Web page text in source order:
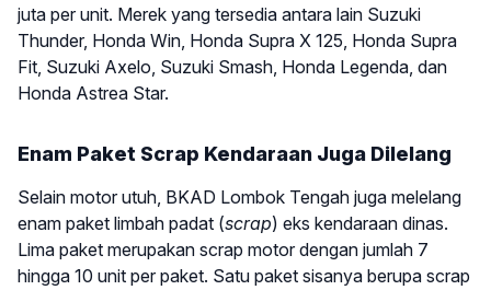
juta per unit. Merek yang tersedia antara lain Suzuki
Thunder, Honda Win, Honda Supra X 125, Honda Supra
Fit, Suzuki Axelo, Suzuki Smash, Honda Legenda, dan
Honda Astrea Star.
Enam Paket Scrap Kendaraan Juga Dilelang
Selain motor utuh, BKAD Lombok Tengah juga melelang
enam paket limbah padat (scrap) eks kendaraan dinas.
Lima paket merupakan scrap motor dengan jumlah 7
hingga 10 unit per paket. Satu paket sisanya berupa scrap